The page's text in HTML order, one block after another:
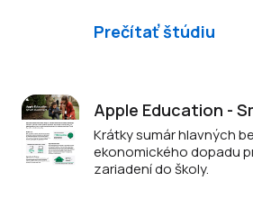
Prečítať štúdiu
Apple Education -
Krátky sumár hlavných
ekonomického dopadu
zariadení do školy.